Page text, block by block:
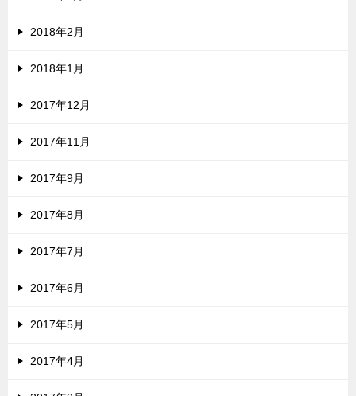
2018年2月
2018年1月
2017年12月
2017年11月
2017年9月
2017年8月
2017年7月
2017年6月
2017年5月
2017年4月